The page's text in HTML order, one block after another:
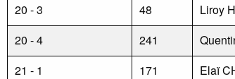
20 - 3
48 Liroy
20 - 4
241
21 - 1
171 Elaï